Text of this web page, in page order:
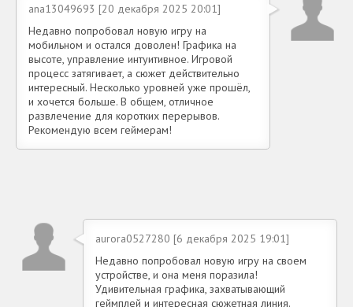
ana13049693 [20 декабря 2025 20:01]
Недавно попробовал новую игру на
мобильном и остался доволен! Графика на
высоте, управление интуитивное. Игровой
процесс затягивает, а сюжет действительно
интересный. Несколько уровней уже прошёл,
и хочется больше. В общем, отличное
развлечение для коротких перерывов.
Рекомендую всем геймерам!
aurora0527280 [6 декабря 2025 19:01]
Недавно попробовал новую игру на своем
устройстве, и она меня поразила!
Удивительная графика, захватывающий
геймплей и интересная сюжетная линия.